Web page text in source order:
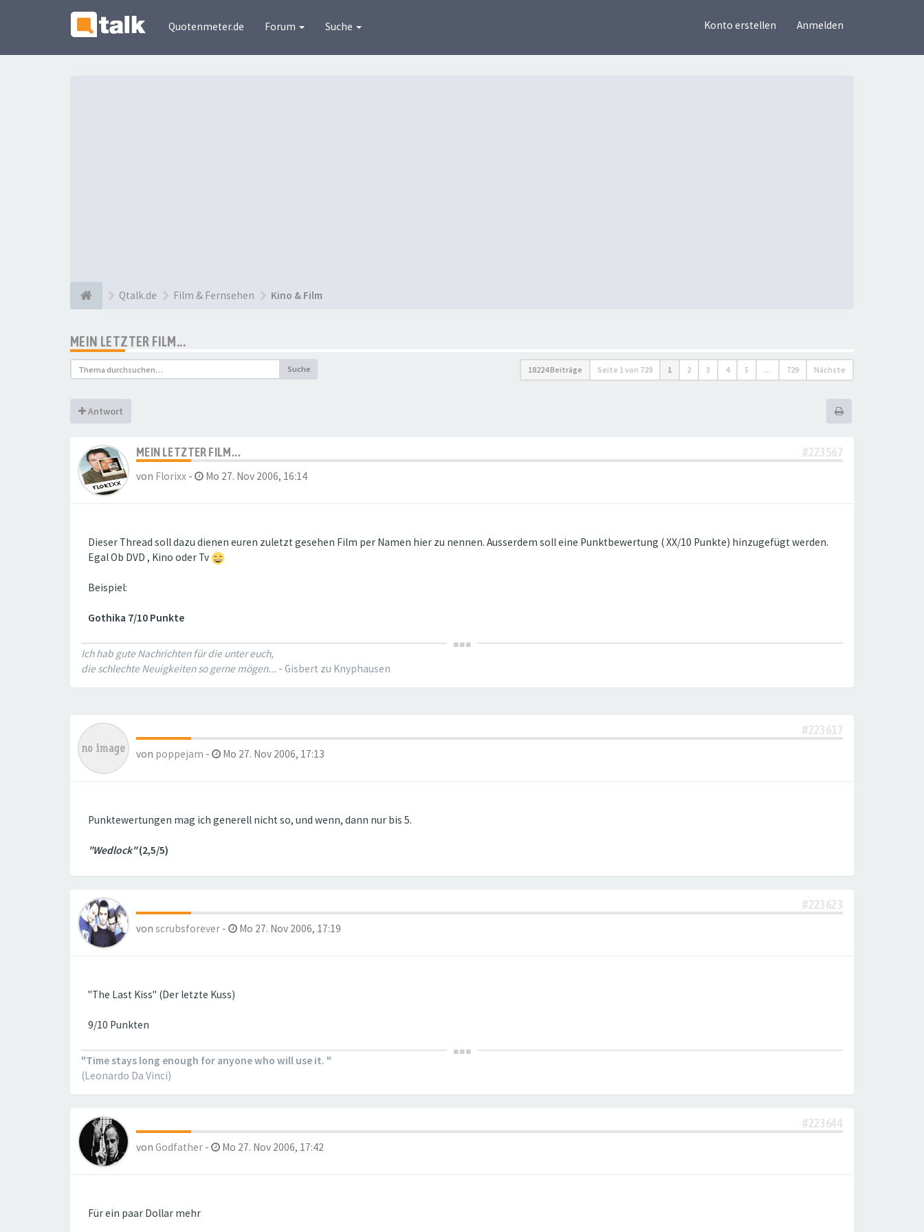
Quotenmeter.de Forum Suche Konto erstellen Anmelden
Qtalk.de Film & Fernsehen Kino & Film
MEIN LETZTER FILM...
Suche 18224 Beiträge Seite 1von 729 1 2 3 4 5 … 729 Nächste
Antwort
MEIN LETZTER FILM... #223567
von Florixx - Mo 27. Nov 2006, 16:14
Dieser Thread soll dazu dienen euren zuletzt gesehen Film per Namen hier zu nennen. Ausserdem soll eine Punktbewertung ( XX/10 Punkte) hinzugefügt werden.
Egal Ob DVD , Kino oder Tv
Beispiel:
Gothika 7/10 Punkte
Ich hab gute Nachrichten für die unter euch,
die schlechte Neuigkeiten so gerne mögen... - Gisbert zu Knyphausen
#223617
von poppejam - Mo 27. Nov 2006, 17:13
Punktewertungen mag ich generell nicht so, und wenn, dann nur bis 5.
"Wedlock"(2,5/5)
#223623
von scrubsforever - Mo 27. Nov 2006, 17:19
"The Last Kiss" (Der letzte Kuss)
9/10 Punkten
"Time stays long enough for anyone who will use it. "
(Leonardo Da Vinci)
#223644
von Godfather - Mo 27. Nov 2006, 17:42
Für ein paar Dollar mehr